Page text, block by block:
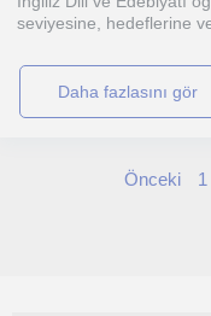
seviyesine, hedeflerine
daha fazlasını gör
Önceki 1